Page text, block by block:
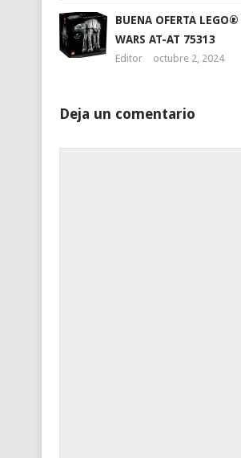
BUENA OFERTA LEGO®
WARS AT-AT 75313
Editor octubre 2, 2024
Deja un comentario